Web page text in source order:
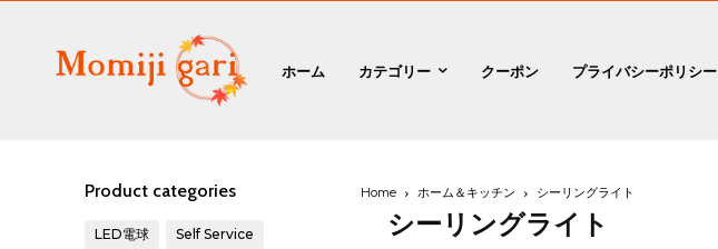
ホーム カテゴリー クーポン プライバシーポリシー
Product categories
LED電球 Self Service
Home ホーム＆キッチン シーリングライト
シーリングライト